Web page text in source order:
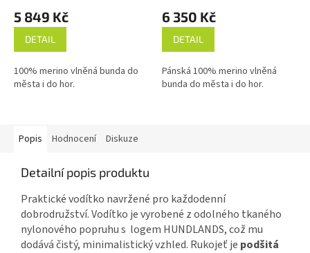
5 849 Kč
DETAIL
100% merino vlněná bunda do
města i do hor.
6 350 Kč
DETAIL
Pánská 100% merino vlněná
bunda do města i do hor.
Popis Hodnocení Diskuze
Detailní popis produktu
Praktické vodítko navržené pro každodenní
dobrodružství. Vodítko je vyrobené z odolného tkaného
nylonového popruhu s logem HUNDLANDS, což mu
dodává čistý, minimalistický vzhled. Rukojeť je podšitá